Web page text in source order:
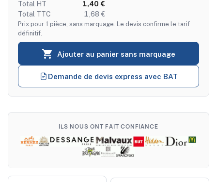
 Ajouter au panier sans marquage
Total HT
1,40 €
Total TTC
1,68 €
Prix pour 1 pièce, sans marquage. Le devis confirme le tarif
définitif.
Demande de devis express avec BAT
ILS NOUS ONT FAIT CONFIANCE